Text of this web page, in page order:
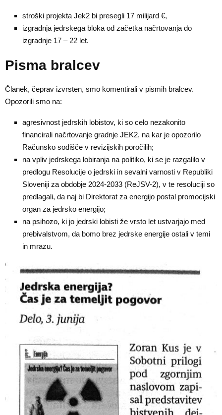
stroški projekta Jek2 bi presegli 17 milijard €,
izgradnja jedrskega bloka od začetka načrtovanja do
izgradnje 17 – 22 let.
Pisma bralcev
Članek, čeprav izvrsten, smo komentirali v pismih bralcev.
Opozorili smo na:
agresivnost jedrskih lobistov, ki so celo nezakonito
financirali načrtovanje gradnje JEK2, na kar je opozorilo
Računsko sodišče v revizijskih poročilih;
na vpliv jedrskega lobiranja na politiko, ki se je razgalilo v
predlogu Resolucije o jedrski in sevalni varnosti v Republiki
Sloveniji za obdobje 2024-2033 (ReJSV-2), v te resoluciji so
predlagali, da naj bi Direktorat za energijo postal promocijski
organ za jedrsko energijo;
na psihozo, ki jo jedrski lobisti že vrsto let ustvarjajo med
prebivalstvom, da bomo brez jedrske energije ostali v temi
in mrazu.